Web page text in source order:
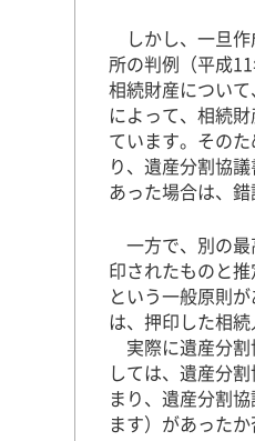
しかし、一旦作
所の判例（平成
相続財産につい
によって、相続
ています。その
り、遺産分割協
あった場合は、
一方で、別の最
印されたものと
という一般原則
は、押印した相
実際に遺産分割
しては、遺産分
まり、遺産分割
ます）があったか